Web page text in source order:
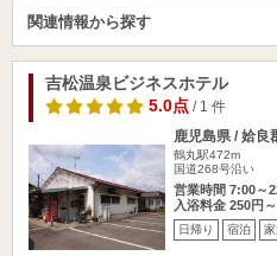
関連情報から探す
吉松温泉ビジネスホテル
5.0点/ 1 件
鹿児島県 / 姶良
鶴丸駅472m
国道268号沿い
営業時間 7:00～
入浴料金 250円～
日帰り 宿泊